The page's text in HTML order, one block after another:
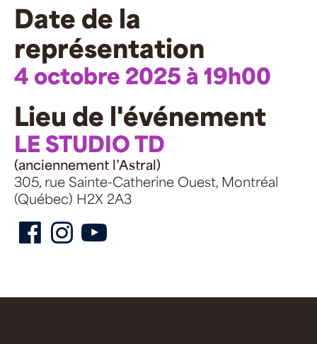
Date de la
représentation
4 octobre 2025 à 19h00
Lieu de l'événement
LE STUDIO TD
(anciennement l’Astral)
305, rue Sainte-Catherine Ouest, Montréal
(Québec) H2X 2A3